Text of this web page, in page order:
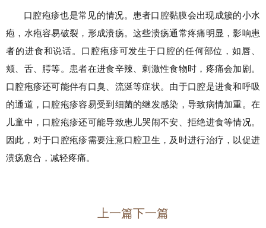
口腔疱疹也是常见的情况。患者口腔黏膜会出现成簇的小水
疱，水疱容易破裂，形成溃疡。这些溃疡通常疼痛明显，影响患
者的进食和说话。口腔疱疹可发生于口腔的任何部位，如唇、
颊、舌、腭等。患者在进食辛辣、刺激性食物时，疼痛会加剧。
口腔疱疹还可能伴有口臭、流涎等症状。由于口腔是进食和呼吸
的通道，口腔疱疹容易受到细菌的继发感染，导致病情加重。在
儿童中，口腔疱疹还可能导致患儿哭闹不安、拒绝进食等情况。
因此，对于口腔疱疹需要注意口腔卫生，及时进行治疗，以促进
溃疡愈合，减轻疼痛。
上一篇下一篇